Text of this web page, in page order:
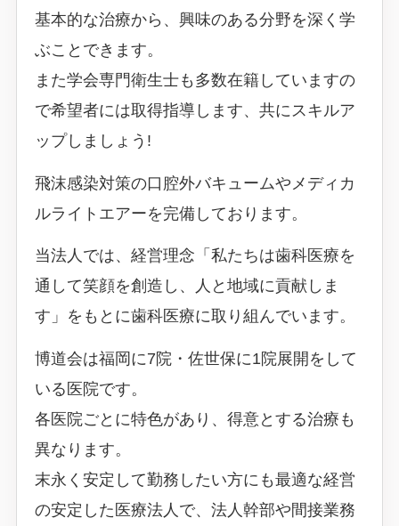
基本的な治療から、興味のある分野を深く学
ぶことできます。
また学会専門衛生士も多数在籍していますの
で希望者には取得指導します、共にスキルア
ップしましょう!
飛沫感染対策の口腔外バキュームやメディカ
ルライトエアーを完備しております。
当法人では、経営理念「私たちは歯科医療を
通して笑顔を創造し、人と地域に貢献しま
す」をもとに歯科医療に取り組んでいます。
博道会は福岡に7院・佐世保に1院展開をして
いる医院です。
各医院ごとに特色があり、得意とする治療も
異なります。
末永く安定して勤務したい方にも最適な経営
の安定した医療法人で、法人幹部や間接業務